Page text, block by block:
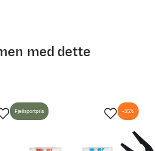
med dette
Fjellsportpris -35%